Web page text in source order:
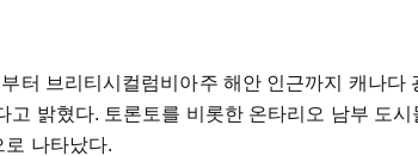
터 브리티시컬럼비아주 해안 인근까지 캐나다
밝혔다. 토론토를 비롯한 온타리오 남부 도시
로 나타났다.